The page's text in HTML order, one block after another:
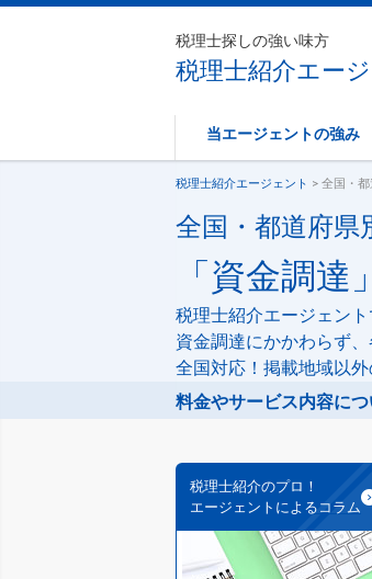
税理士探しの強い味方
税理士紹介エー
当エージェントの強み
税理士紹介エージェント > 全国・
全国・都道府県
「資金調
税理士紹介エージェン
資金調達にかかわらず
全国対応！掲載地域以
料金やサービス内容に
税理士紹介のプロ！
エージェントによるコラム